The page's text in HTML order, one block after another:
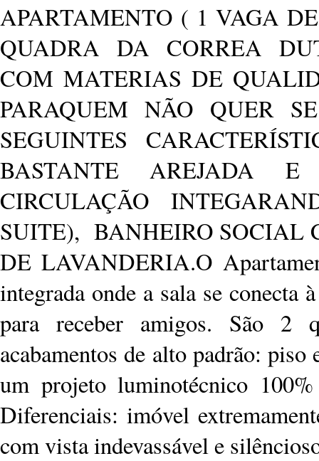
APARTAMENTO ( 1 VAGA
QUADRA DA CORREA
COM MATERIAS DE
PARAQUEM NÃO QUER
SEGUINTES
BASTANTE AREJADA
CIRCULAÇÃO
SUITE), BANHEIRO SOCIAL
DE LAVANDERIA.O
integrada onde a sala se conecta
para receber amigos. São 2
acabamentos de alto padrão:
um projeto luminotécnico
Diferenciais: imóvel
com vista indevassável e